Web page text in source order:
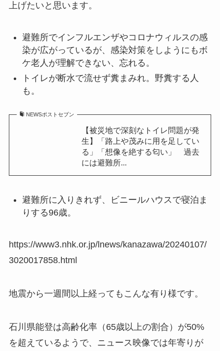
上げたいと思います。
避難所でインフルエンザやコロナウィルスの感
染が広がっているが、感染対策をしようにもボ
ケ老人が理解できない、忘れる。
トイレが断水で流せず糞まみれ。野糞する人
も。
NEWSポストセブン
【被災地で深刻なトイレ問題が発
生】「路上や茂みに用を足してい
る」「想像を絶する匂い」 過去
には避難所...
避難所に入りきれず、ビニールハウスで寝泊ま
りする96歳。
https://www3.nhk.or.jp/lnews/kanazawa/20240107/
3020017858.html
地震から一週間以上経ってもこんな有り様です。
石川県能登は高齢化率（65歳以上の割合）が50%
を超えているようで、ニュース映像では年寄りが